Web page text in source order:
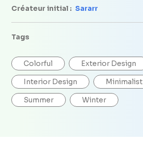
Créateur initial : Sararr
Tags
Colorful Exterior Design
Interior Design Minimalist
Summer Winter